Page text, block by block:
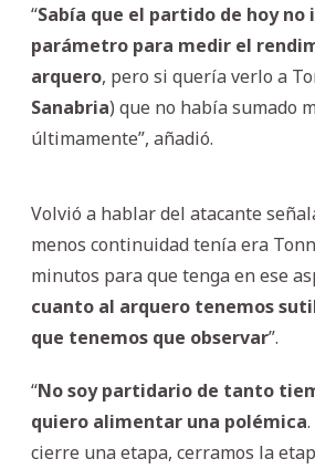
“Sabía que el partido de hoy no
parámetro para medir el
arquero, pero si quería verlo a
Sanabria) que no había sumado
últimamente”, añadió.
Volvió a hablar del atacante
menos continuidad tenía era
minutos para que tenga en ese
cuanto al arquero tenemos
que tenemos que observar”.
“No soy partidario de tanto
quiero alimentar una polémica
cierre una etapa, cerramos la